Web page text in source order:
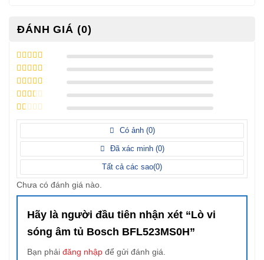
ĐÁNH GIÁ (0)
5 / 5 điểm
4 / 5 điểm
3 / 5
điểm
2 / 5
1/
điểm
Có ảnh (0)
Đã xác minh (0)
Tất cả các sao(0)
Chưa có đánh giá nào.
Hãy là người đầu tiên nhận xét “Lò vi
sóng âm tủ Bosch BFL523MS0H”
Bạn phải đăng nhập để gửi đánh giá.